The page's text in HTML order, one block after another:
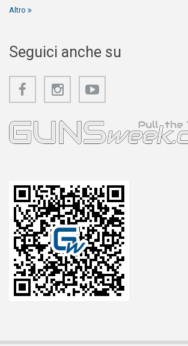
Altro
Seguici anche su